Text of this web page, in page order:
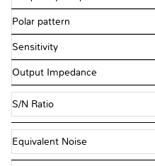
Polar pattern
Sensitivity
Output Impedance
S/N Ratio
Equivalent Noise